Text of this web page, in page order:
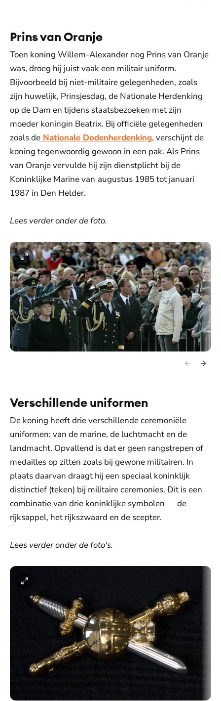
Prins van Oranje
Toen koning Willem-Alexander nog Prins van Oranje
was, droeg hij juist vaak een militair uniform.
Bijvoorbeeld bij niet-militaire gelegenheden, zoals
zijn huwelijk, Prinsjesdag, de Nationale Herdenking
op de Dam en tijdens staatsbezoeken met zijn
moeder koningin Beatrix. Bij officiële gelegenheden
zoals de Nationale Dodenherdenking,verschijnt de
koning tegenwoordig gewoon in een pak. Als Prins
van Oranje vervulde hij zijn dienstplicht bij de
Koninklijke Marine van augustus 1985 tot januari
1987 in Den Helder.
Lees verder onder de foto.
Verschillende uniformen
De koning heeft drie verschillende ceremoniële
uniformen: van de marine, de luchtmacht en de
landmacht. Opvallend is dat er geen rangstrepen of
medailles op zitten zoals bij gewone militairen. In
plaats daarvan draagt hij een speciaal koninklijk
distinctief (teken) bij militaire ceremonies. Dit is een
combinatie van drie koninklijke symbolen — de
rijksappel, het rijkszwaard en de scepter.
Lees verder onder de foto's.